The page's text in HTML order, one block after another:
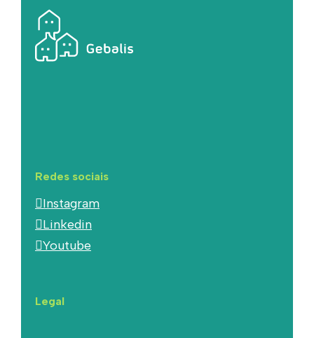
Redes sociais
Instagram
Linkedin
Youtube
Legal